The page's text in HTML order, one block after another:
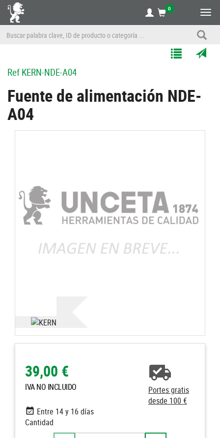
0
a
Listas
RefKERN-NDE-A04
Fuente de alimentación NDE-
A04
39,00 €
IVA NO INCLUIDO
Portes gratis
desde 100 €
Entre 14 y 16 días
Cantidad